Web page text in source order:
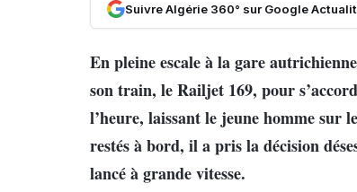
Suivre Algérie 360° sur Google
En pleine escale à la gare
son train, le Railjet 169, pour
l’heure, laissant le jeune homme sur
restés à bord, il a pris la décision
lancé à grande vitesse.